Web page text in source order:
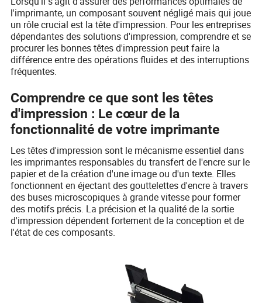
l'imprimante, un composant souvent négligé mais qui joue
un rôle crucial est la tête d'impression. Pour les entreprises
dépendantes des solutions d'impression, comprendre et se
procurer les bonnes têtes d'impression peut faire la
différence entre des opérations fluides et des interruptions
fréquentes.
Comprendre ce que sont les têtes
d'impression : Le cœur de la
fonctionnalité de votre imprimante
Les têtes d'impression sont le mécanisme essentiel dans
les imprimantes responsables du transfert de l'encre sur le
papier et de la création d'une image ou d'un texte. Elles
fonctionnent en éjectant des gouttelettes d'encre à travers
des buses microscopiques à grande vitesse pour former
des motifs précis. La précision et la qualité de la sortie
d'impression dépendent fortement de la conception et de
l'état de ces composants.